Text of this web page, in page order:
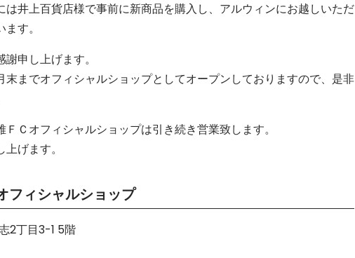
井上百貨店様で事前に新商品を購入し、アルウィンにお越しいただ
す。
申し上げます。
までオフィシャルショップとしてオープンしておりますので、是非
オフィシャルショップは引き続き営業致します。
げます。
ィシャルショップ
丁目3-1 5階